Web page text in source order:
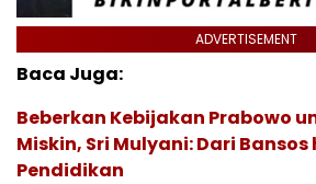
ADVERTISEMENT
Baca Juga:
Beberkan Kebijakan Prabowo
Miskin, Sri Mulyani: Dari
Pendidikan